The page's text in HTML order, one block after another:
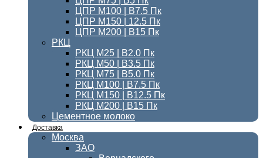
ЦПР М100 | B7.5 Пк
ЦПР М150 | 12.5 Пк
ЦПР М200 | B15 Пк
РКЦ
РКЦ М25 | B2.0 Пк
РКЦ М50 | B3.5 Пк
РКЦ М75 | B5.0 Пк
РКЦ М100 | B7.5 Пк
РКЦ М150 | B12.5 Пк
РКЦ М200 | B15 Пк
Цементное молоко
Доставка
Москва
ЗАО